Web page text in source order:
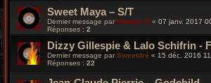
Sweet Maya – S/T
Dernier message par Wonder B « 07 janv. 2017
Réponses : 2
Dizzy Gillespie & Lalo Schifrin -
Dernier message parSweetdré « 15 déc. 2016
Réponses : 22